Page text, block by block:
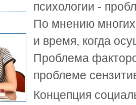
психологии -
По мнению многих
и время, когда
Проблема
проблеме
Концепция